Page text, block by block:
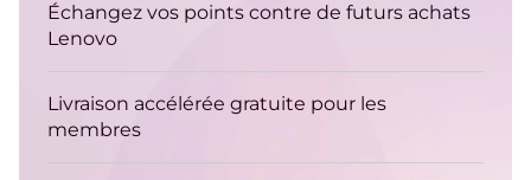
Infrastructure Hybrid Cloud
Modernisez vos applications et vos données
dans un environnement sécurisé, durable et
Échangez vos points contre de futurs achats
Lenovo
Livraison accélérée gratuite pour les
membres